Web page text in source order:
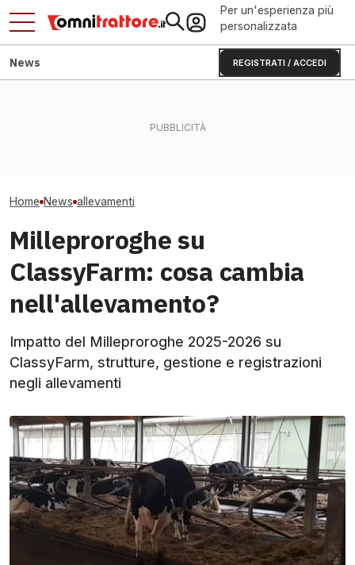
Per un'esperienza più
personalizzata
REGISTRATI / ACCEDI
News
Home News allevamenti
Milleproroghe su
ClassyFarm: cosa cambia
nell'allevamento?
Impatto del Milleproroghe 2025-2026 su
ClassyFarm, strutture, gestione e registrazioni
negli allevamenti